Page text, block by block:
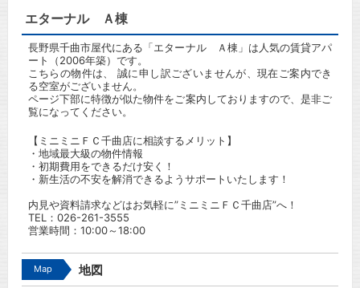
エターナル Ａ棟
長野県千曲市屋代にある「エターナル Ａ棟」は人気の賃貸アパ
ート（2006年築）です。
こちらの物件は、 誠に申し訳ございませんが、現在ご案内でき
る空室がございません。
ページ下部に特徴が似た物件をご案内しておりますので、是非ご
覧になってください。
【ミニミニＦＣ千曲店に相談するメリット】
・地域最大級の物件情報
・初期費用をできるだけ安く！
・新生活の不安を解消できるようサポートいたします！
内見や資料請求などはお気軽に”ミニミニＦＣ千曲店”へ！
TEL： 026-261-3555
営業時間：10:00～18:00
Map 地図